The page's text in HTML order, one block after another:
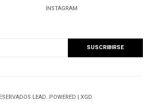
INSTAGRAM
LEAD. POWERED | XGD